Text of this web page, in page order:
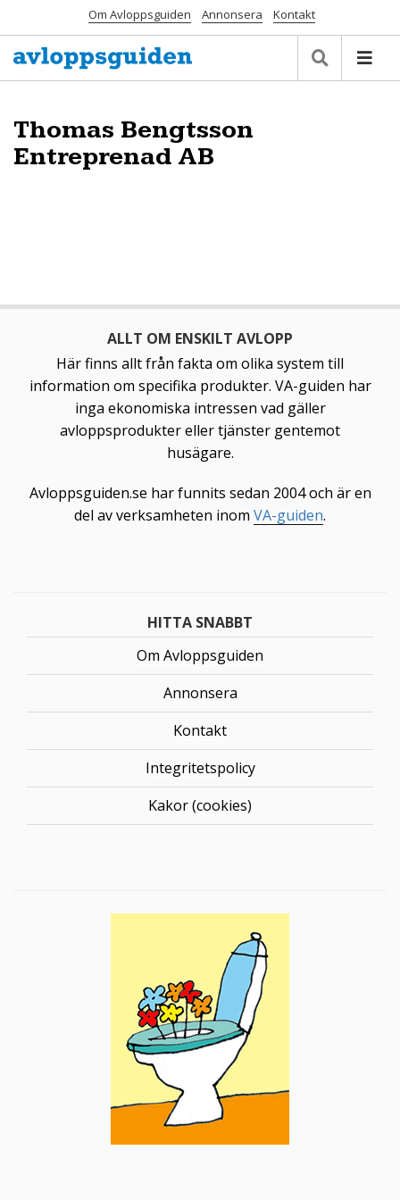
Om Avloppsguiden Annonsera Kontakt
Thomas Bengtsson
Entreprenad AB
ALLT OM ENSKILT AVLOPP
Här finns allt från fakta om olika system till
information om specifika produkter. VA-guiden har
inga ekonomiska intressen vad gäller
avloppsprodukter eller tjänster gentemot
husägare.
Avloppsguiden.se har funnits sedan 2004 och är en
del av verksamheten inom VA-guiden.
HITTA SNABBT
Om Avloppsguiden
Annonsera
Kontakt
Integritetspolicy
Kakor (cookies)